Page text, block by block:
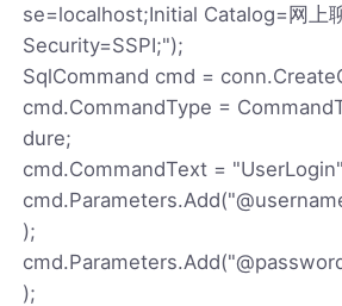
se=localhost;Initial Catalog=网上
Security=SSPI;");
SqlCommand cmd =
cmd.CommandType =
dure;
cmd.CommandText =
);
);